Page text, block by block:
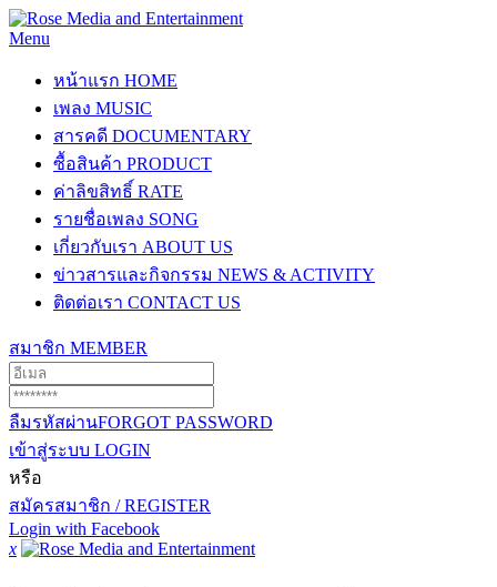
Menu
หน้าแรก HOME
เพลง MUSIC
สารคดี DOCUMENTARY
ซื้อสินค้า PRODUCT
ค่าลิขสิทธิ์ RATE
รายชื่อเพลง SONG
เกี่ยวกับเรา ABOUT US
ข่าวสารและกิจกรรม NEWS & ACTIVITY
ติดต่อเรา CONTACT US
สมาชิก MEMBER
ลืมรหัสผ่านFORGOT PASSWORD
เข้าสู่ระบบ LOGIN
หรือ
สมัครสมาชิก / REGISTER
Login with Facebook
x